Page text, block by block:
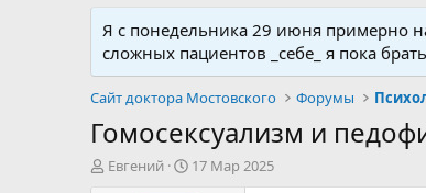
Я с понедельника 29 июня примерно
сложных пациентов _себе_ я пока
Сайт доктора Мостовского Форумы
Гомосексуализм и
А
Евгений
Д
17 Мар 2025